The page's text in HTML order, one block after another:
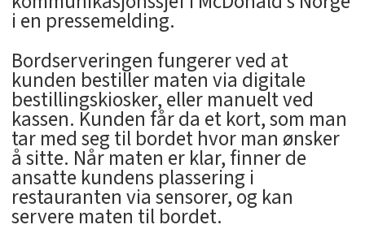
i en pressemelding.
Bordserveringen fungerer ved at
kunden bestiller maten via digitale
bestillingskiosker, eller manuelt ved
kassen. Kunden får da et kort, som man
tar med seg til bordet hvor man ønsker
å sitte. Når maten er klar, finner de
ansatte kundens plassering i
restauranten via sensorer, og kan
servere maten til bordet.